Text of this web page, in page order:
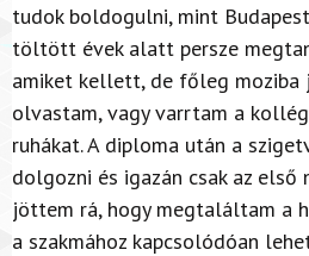
tudok boldogulni, mint
töltött évek alatt persze
amiket kellett, de főleg moziba
olvastam, vagy varrtam a
ruhákat.A diploma után a
dolgozni és igazán csak az első
jöttem rá, hogy megtaláltam a
a szakmához kapcsolódóan